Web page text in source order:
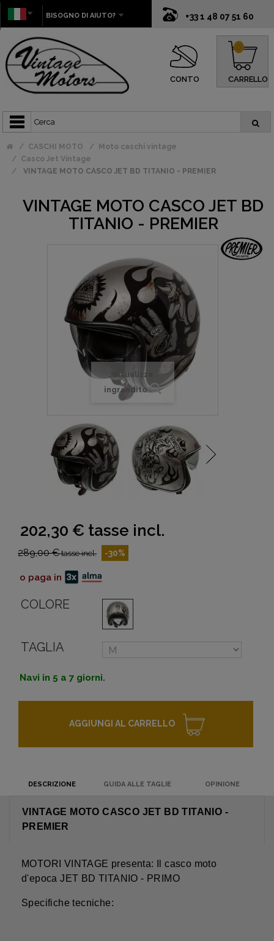
+33 1 48 07 51 60
BISOGNO DI AIUTO?
CONTO CARRELLO
0
CASCHI MOTO
Moto caschi vintage
Casco Jet Vintage
VINTAGE MOTO CASCO JET BD TITANIO - PREMIER
VINTAGE MOTO CASCO JET BD
TITANIO - PREMIER
Visualizza
ingrandito
202,30 € tasse incl.
289,00 €tasse incl. -30%
o paga in
COLORE
TAGLIA
Navi in 5 a 7 giorni.
AGGIUNGI AL CARRELLO
DESCRIZIONE GUIDA ALLE TAGLIE OPINIONE
VINTAGE MOTO CASCO JET BD TITANIO -
PREMIER
MOTORI VINTAGE presenta: Il casco moto
d'epoca JET BD TITANIO - PRIMO
Specifiche tecniche: